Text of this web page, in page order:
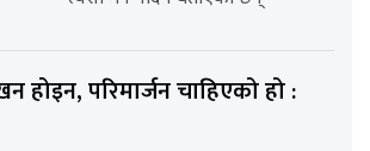
होइन, परिमार्जन चाहिएको हो :